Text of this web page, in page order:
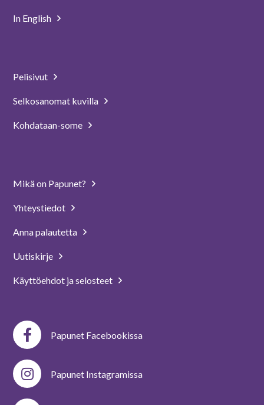
In English
Pelisivut
Selkosanomat kuvilla
Kohdataan-some
Mikä on Papunet?
Yhteystiedot
Anna palautetta
Uutiskirje
Käyttöehdot ja selosteet
Papunet Facebookissa
Papunet Instagramissa